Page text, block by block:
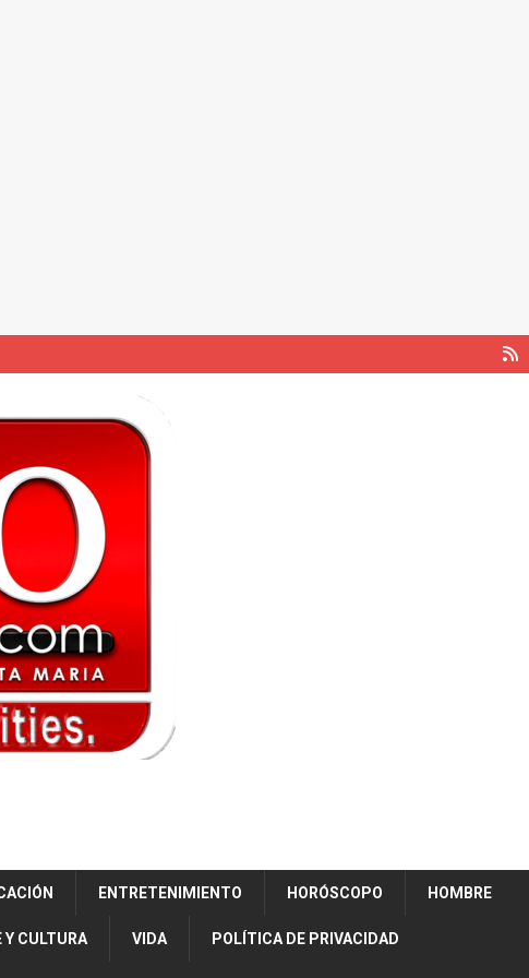
ENTRETENIMIENTO HORÓSCOPO HOMBRE
Y CULTURA VIDA POLÍTICA DE PRIVACIDAD